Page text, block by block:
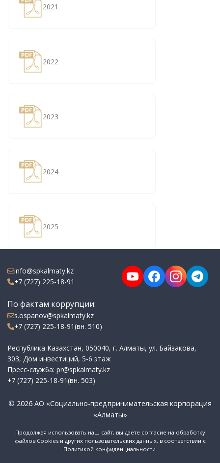
2021
2022
2023
2024
2025
info@spkalmaty.kz
+7 (727) 225-18-91
По фактам коррупции:
s.ospanov@spkalmaty.kz
+7 (727) 225-18-91(вн. 510)
Республика Казахстан, 050040, г. Алматы, ул. Байзакова,
303, Дом инвестиций, 5-6 этаж
Пресс-служба: pr@spkalmaty.kz
+7 (727) 225-18-91(вн. 503)
© 2026 АО «Социально-предпринимательская корпорация
«Алматы»
Продолжая использовать наш сайт, вы даете согласие на обработку
файлов Cookies и других пользовательских данных, в соответствии с
Политикой конфиденциальности.